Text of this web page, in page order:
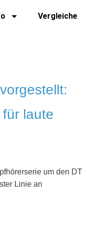
Vergleiche
laute
um den DT
Linie an